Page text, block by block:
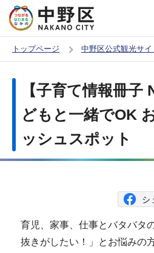
の
ー
す
トップページ 中野区公式観光サイ
【子育て情報冊子
どもと一緒でOK
ッシュスポット
育児、家事、仕事とバタバタ
抜きがしたい！」とお悩みの